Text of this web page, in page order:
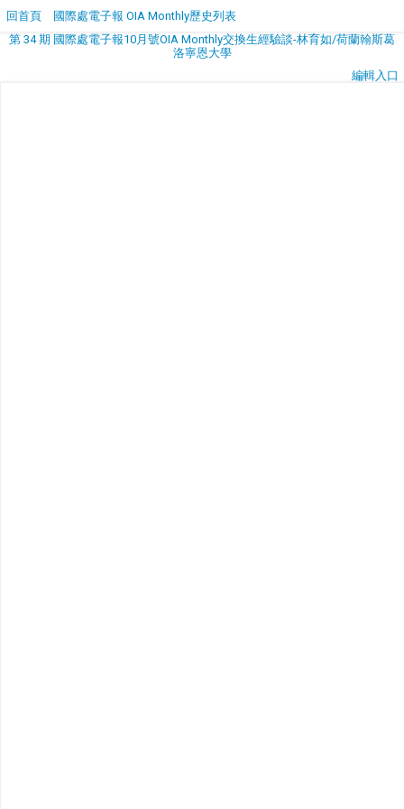
回首頁
國際處電子報 OIA Monthly歷史列表
第 34 期 國際處電子報10月號OIA Monthly交換生經驗談-林育如/荷蘭翰斯葛
洛寧恩大學
編輯入口